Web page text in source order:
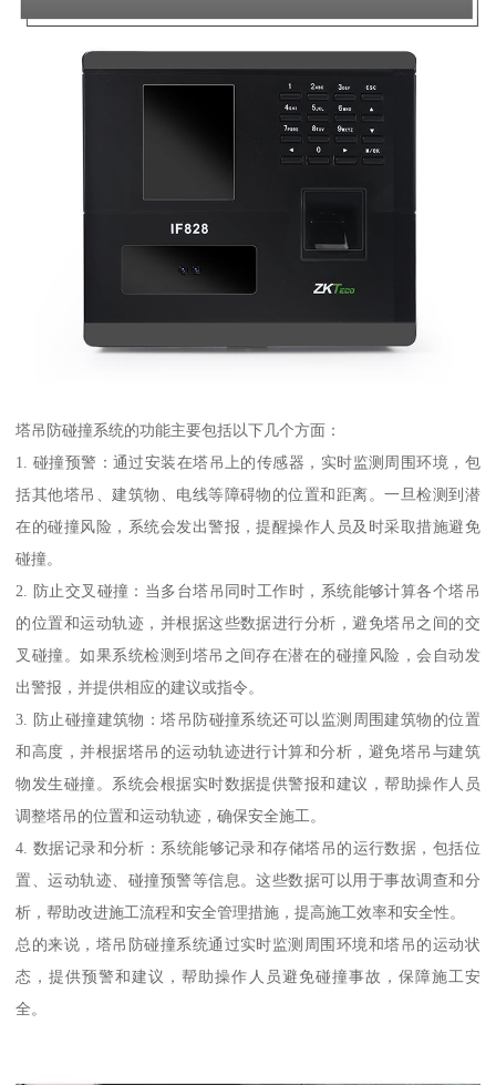
塔吊防碰撞系统的功能主要包括以下几个方面：
1. 碰撞预警：通过安装在塔吊上的传感器，实时监测周围环境，包
括其他塔吊、建筑物、电线等障碍物的位置和距离。一旦检测到潜
在的碰撞风险，系统会发出警报，提醒操作人员及时采取措施避免
碰撞。
2. 防止交叉碰撞：当多台塔吊同时工作时，系统能够计算各个塔吊
的位置和运动轨迹，并根据这些数据进行分析，避免塔吊之间的交
叉碰撞。如果系统检测到塔吊之间存在潜在的碰撞风险，会自动发
出警报，并提供相应的建议或指令。
3. 防止碰撞建筑物：塔吊防碰撞系统还可以监测周围建筑物的位置
和高度，并根据塔吊的运动轨迹进行计算和分析，避免塔吊与建筑
物发生碰撞。系统会根据实时数据提供警报和建议，帮助操作人员
调整塔吊的位置和运动轨迹，确保安全施工。
4. 数据记录和分析：系统能够记录和存储塔吊的运行数据，包括位
置、运动轨迹、碰撞预警等信息。这些数据可以用于事故调查和分
析，帮助改进施工流程和安全管理措施，提高施工效率和安全性。
总的来说，塔吊防碰撞系统通过实时监测周围环境和塔吊的运动状
态，提供预警和建议，帮助操作人员避免碰撞事故，保障施工安
全。